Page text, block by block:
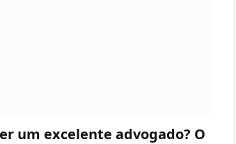
um excelente advogado? O